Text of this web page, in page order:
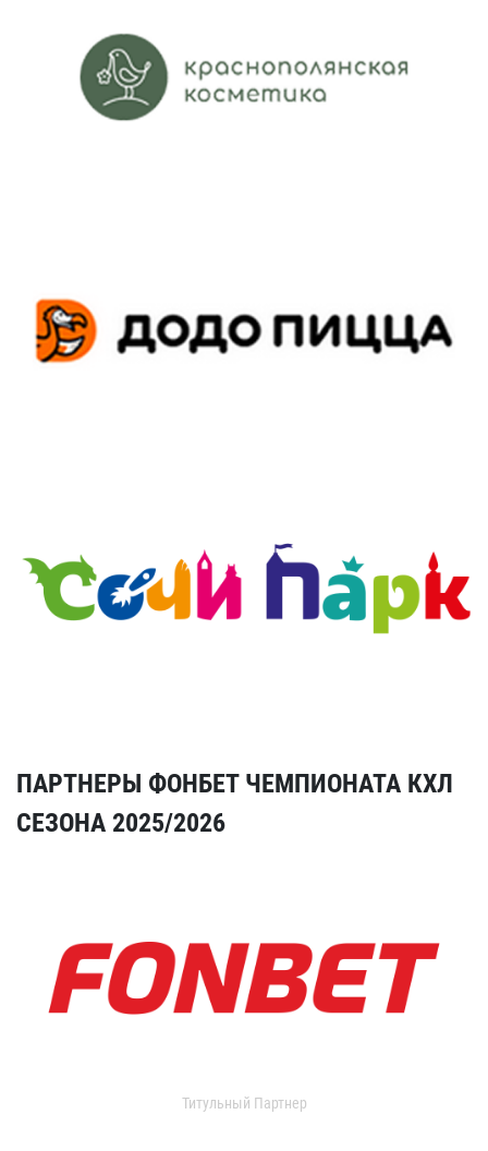
ПАРТНЕРЫ ФОНБЕТ ЧЕМПИОНАТА КХЛ
СЕЗОНА 2025/2026
Титульный Партнер